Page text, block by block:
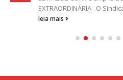
EXTRAORDINÁRIA O
leia mais